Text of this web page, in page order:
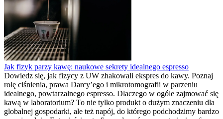
Jak fizyk parzy kawę: naukowe sekrety idealnego espresso
Dowiedz się, jak fizycy z UW zhakowali ekspres do kawy. Poznaj
rolę ciśnienia, prawa Darcy’ego i mikrotomografii w parzeniu
idealnego, powtarzalnego espresso. Dlaczego w ogóle zajmować się
kawą w laboratorium? To nie tylko produkt o dużym znaczeniu dla
globalnej gospodarki, ale też napój, do którego podchodzimy bardzo